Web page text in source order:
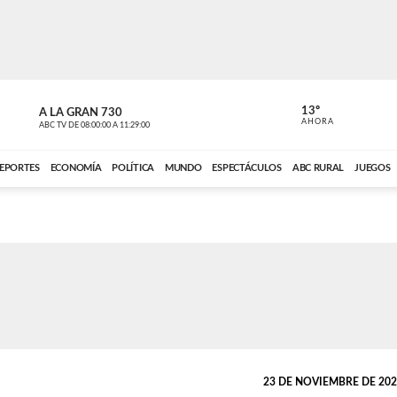
A LA GRAN 730
ABC TV DE 08:00:00 A 11:29:00 ABC CARDINAL
13º
AHORA
ECONOMÍA POLÍTICA MUNDO ESPECTÁCULOS ABC RURAL JUEGOS
23 DE NOVIEMBRE DE